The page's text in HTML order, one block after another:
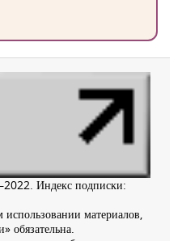
Индекс подписки:
материалов,
обязательна.